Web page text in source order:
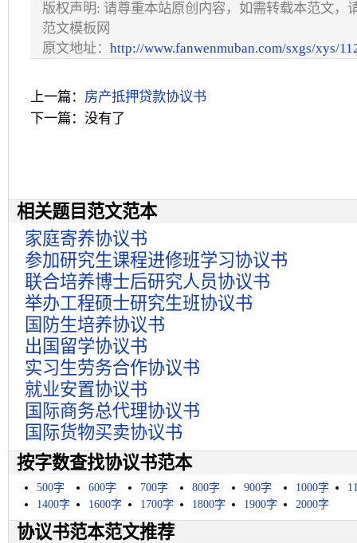
版权声明: 请尊重本站原创内容，如需转载本范文，
范文模板网
原文地址： http://www.fanwenmuban.com/sxgs/xys/
上一篇： 房产抵押贷款协议书
下一篇：没有了
相关题目范文范本
家庭寄养协议书
参加研究生课程进修班学习协议书
联合培养博士后研究人员协议书
举办工程硕士研究生班协议书
国防生培养协议书
出国留学协议书
实习生劳务合作协议书
就业安置协议书
国际商务总代理协议书
国际货物买卖协议书
按字数查找协议书范本
500字 600字 700字 800字 900字 1000字
1400字
1600字 1700字 1800字 1900字 2000字
协议书范本范文推荐